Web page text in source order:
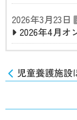
2026年3月23日
2026年4月オ
児童養護施設